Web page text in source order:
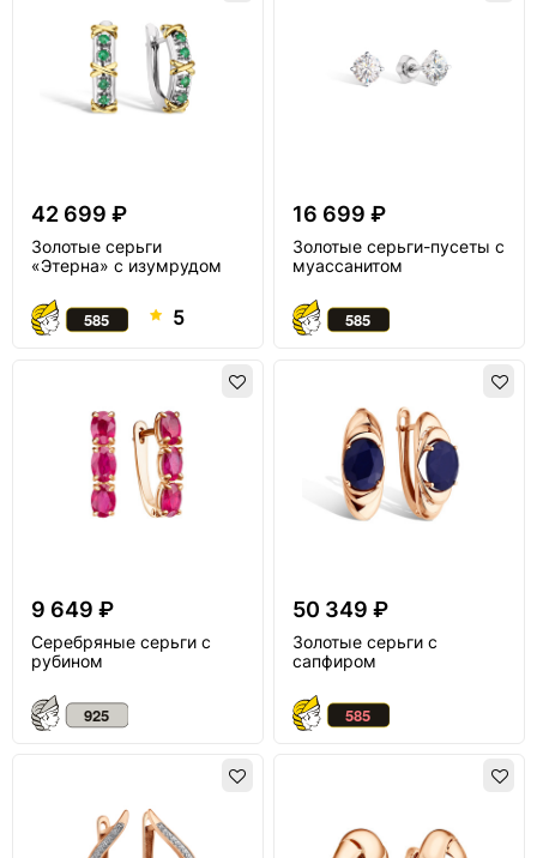
42 699 ₽
Золотые серьги
«Этерна» с изумрудом
5
16 699 ₽
Золотые серьги-пусеты с
муассанитом
9 649 ₽
Серебряные серьги с
рубином
50 349 ₽
Золотые серьги с
сапфиром